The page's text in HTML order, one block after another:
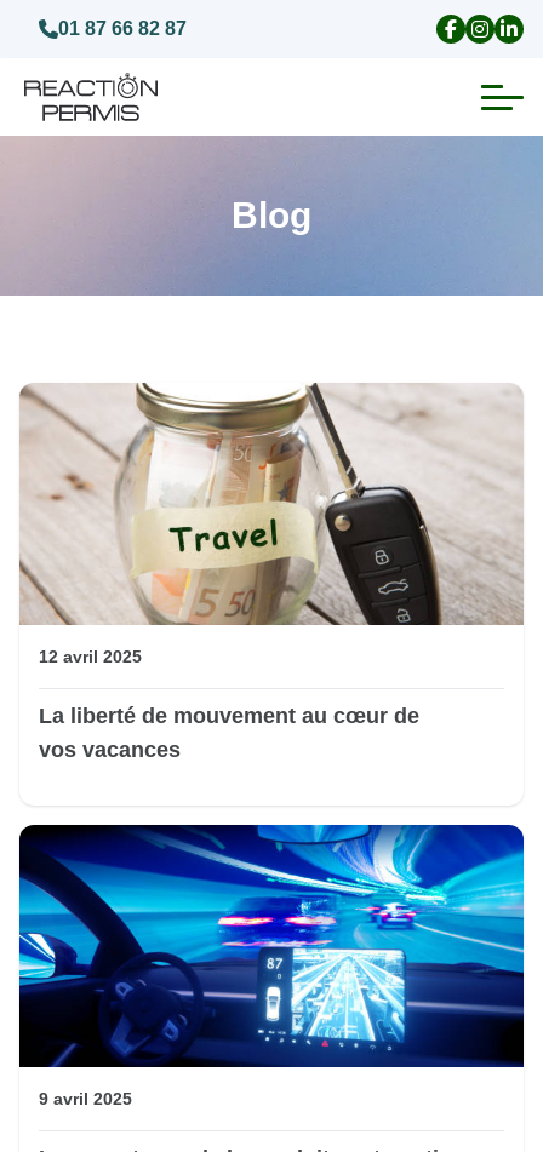
01 87 66 82 87
Invalidation du permis de conduire
Visite médicale test psychotechnique
Blog
12 avril 2025
La liberté de mouvement au cœur de
vos vacances
9 avril 2025